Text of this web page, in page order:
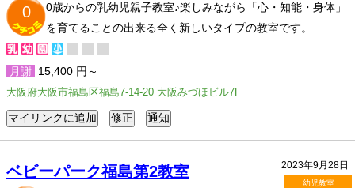
0
0歳からの乳幼児親子教室♪楽しみながら「心・知能・身体」
を育てることの出来る全く新しいタイプの教室です。
月謝 15,400 円～
大阪府大阪市福島区福島7-14-20 大阪みづほビル7F
2023年9月28日
幼児教室
ベビーパーク福島第2教室